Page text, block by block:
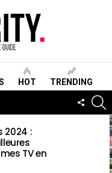
HOT TRENDING
2024 :
TV en